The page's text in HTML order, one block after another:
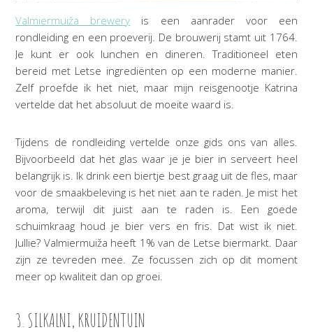
Valmiermuiža brewery is een aanrader voor een
rondleiding en een proeverij. De brouwerij stamt uit 1764.
Je kunt er ook lunchen en dineren. Traditioneel eten
bereid met Letse ingrediënten op een moderne manier.
Zelf proefde ik het niet, maar mijn reisgenootje Katrina
vertelde dat het absoluut de moeite waard is.
Tijdens de rondleiding vertelde onze gids ons van alles.
Bijvoorbeeld dat het glas waar je je bier in serveert heel
belangrijk is. Ik drink een biertje best graag uit de fles, maar
voor de smaakbeleving is het niet aan te raden. Je mist het
aroma, terwijl dit juist aan te raden is. Een goede
schuimkraag houd je bier vers en fris. Dat wist ik niet.
Jullie? Valmiermuiža heeft 1% van de Letse biermarkt. Daar
zijn ze tevreden mee. Ze focussen zich op dit moment
meer op kwaliteit dan op groei.
3. SILKALNI, KRUIDENTUIN